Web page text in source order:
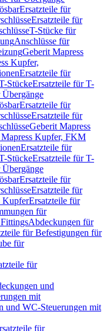
Ersatzteile für
Ersatzteile für
T-Stücke für
Anschlüsse für
Geberit Mapress
Kupfer,
Ersatzteile für
StückeErsatzteile für T-
Ersatzteile für
Ersatzteile für
Geberit Mapress
Kupfer, FKM
Ersatzteile für
StückeErsatzteile für T-
Ersatzteile für
Ersatzteile für
KupferErsatzteile für
für
Abdeckungen für
für Befestigungen für
für
für
und
mit
und WC-Steuerungen mit
für